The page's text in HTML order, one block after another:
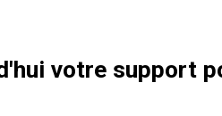
votre support